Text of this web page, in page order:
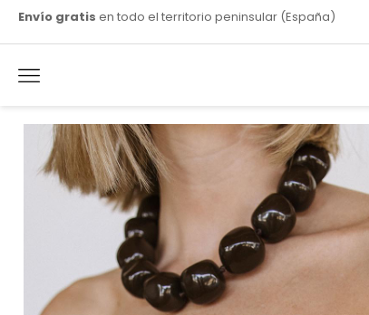
Envío gratis en todo el territorio peninsular (España)